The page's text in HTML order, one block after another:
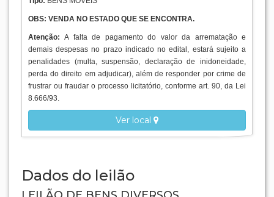
APREENDIDOS - SEFAZ (MS)
Situação:
ARREMATADO
Local:
MATO GROSSO DO SUL
Abertura:
(Horário de Brasília)
19/10/2021 17:36:00
(Horário de Brasília)